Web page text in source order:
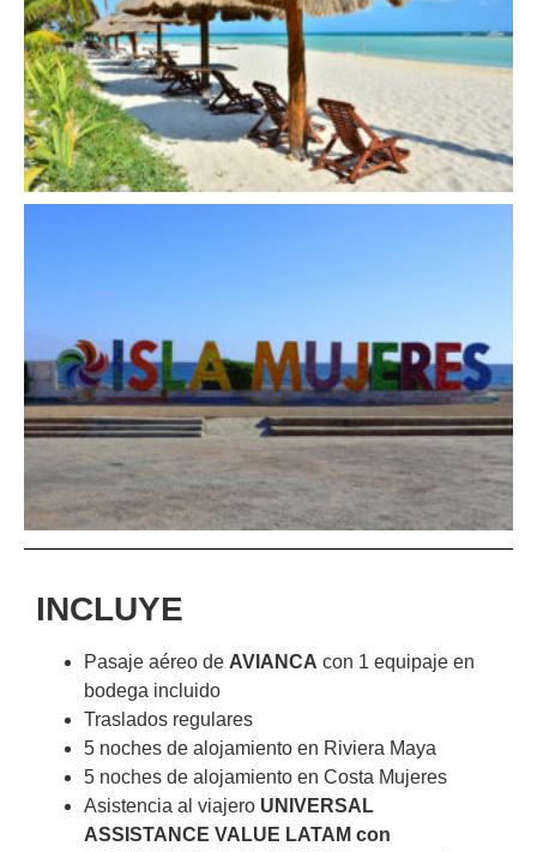
INCLUYE
Pasaje aéreo de AVIANCA con 1 equipaje en
bodega incluido
Traslados regulares
5 noches de alojamiento en Riviera Maya
5 noches de alojamiento en Costa Mujeres
Asistencia al viajero UNIVERSAL
ASSISTANCE VALUE LATAM con